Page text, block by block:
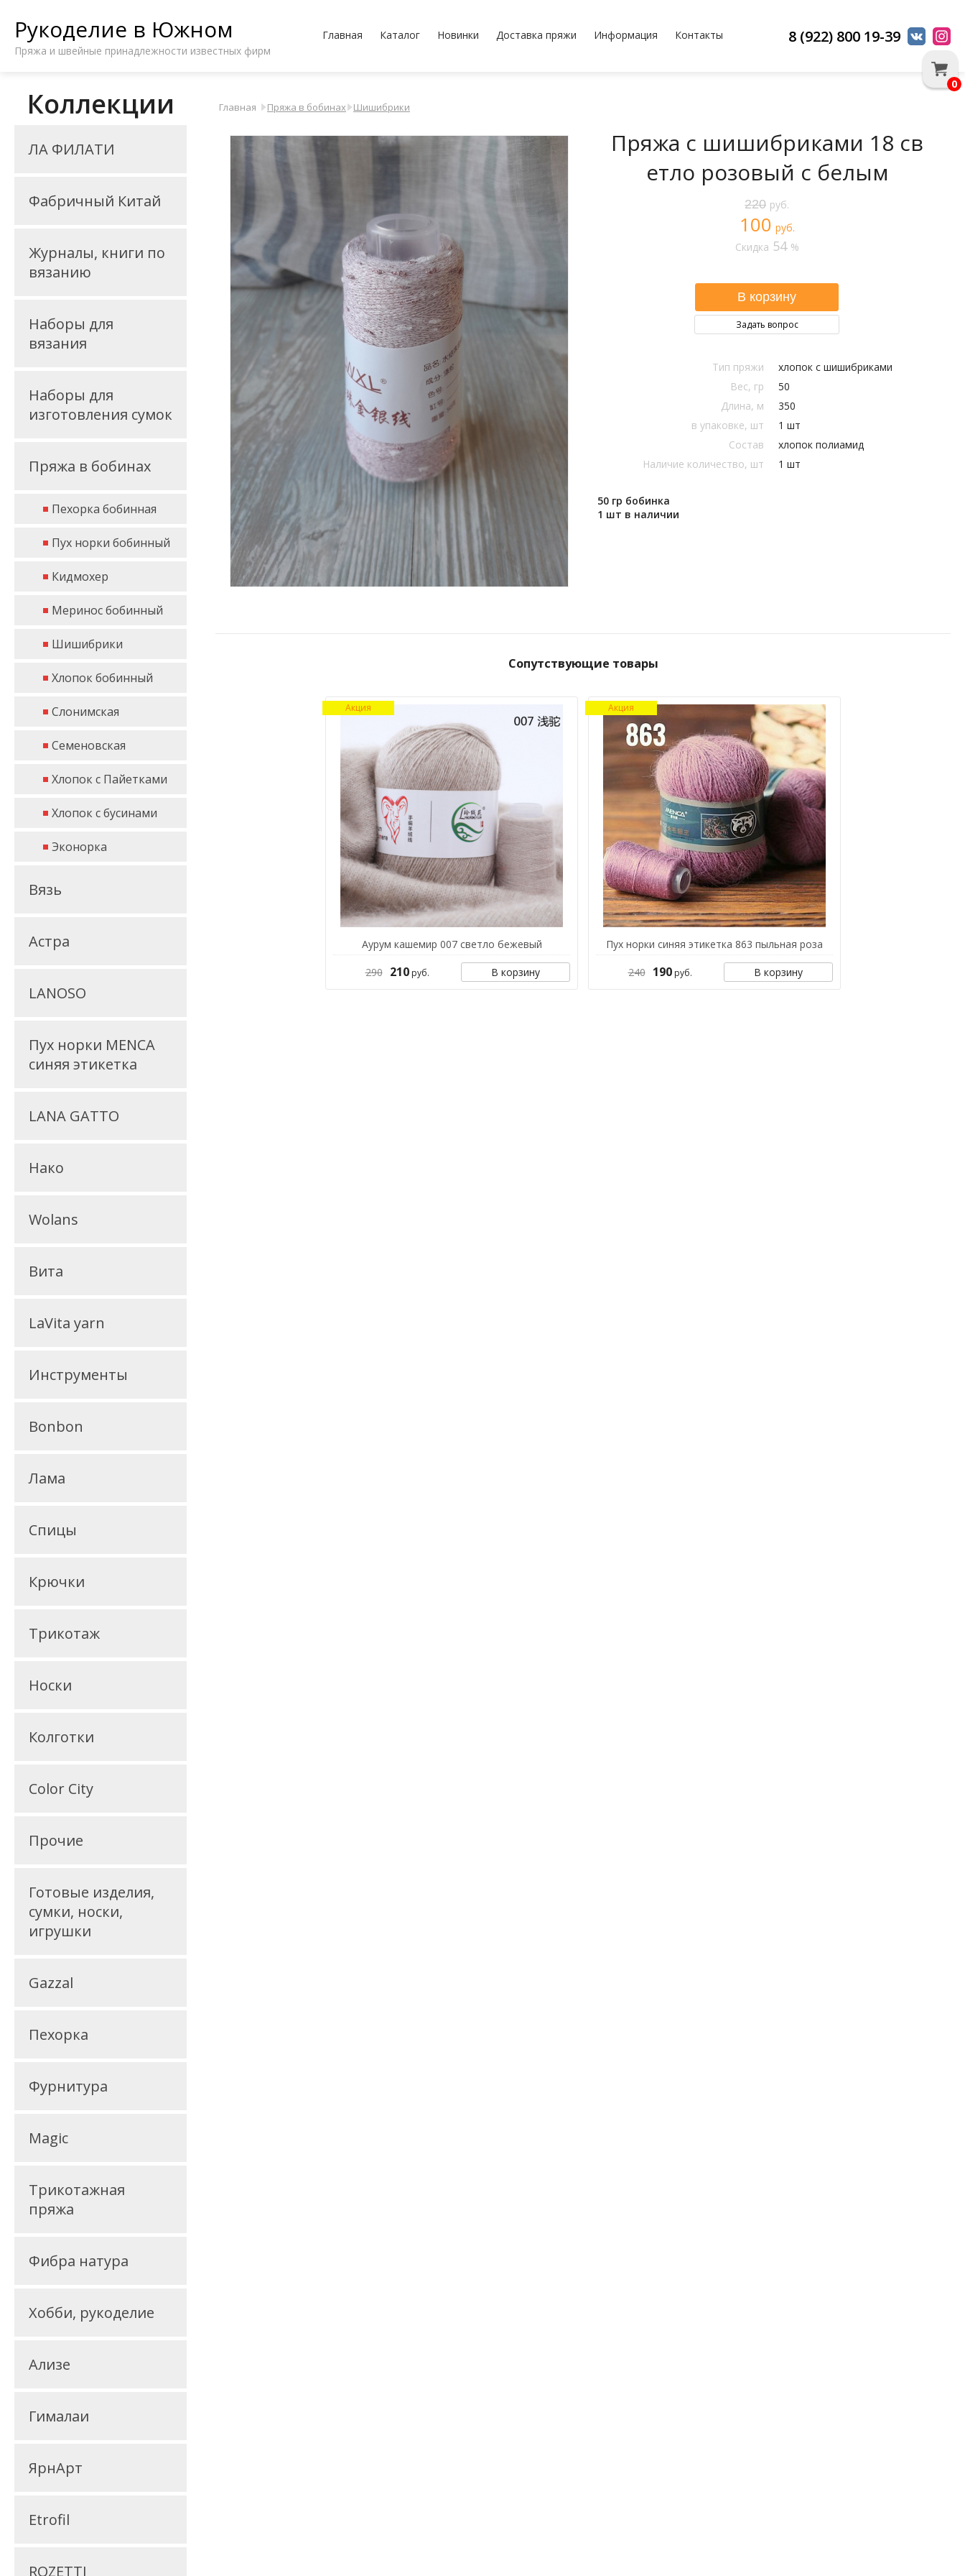
Рукоделие в Южном
Пряжа и швейные принадлежности известных фирм
Главная Каталог Новинки Доставка пряжи Информация Контакты 8 (922) 800 19-39
Коллекции
ЛА ФИЛАТИ
Фабричный Китай
Журналы, книги по
вязанию
Наборы для
вязания
Наборы для
изготовления сумок
Пряжа в бобинах
Пехорка бобинная
Пух норки бобинный
Кидмохер
Меринос бобинный
Шишибрики
Хлопок бобинный
Слонимская
Семеновская
Хлопок с Пайетками
Хлопок с бусинами
Эконорка
Вязь
Астра
LANOSO
Пух норки MENCA
синяя этикетка
LANA GATTO
Нако
Wolans
Вита
LaVita yarn
Инструменты
Bonbon
Лама
Спицы
Крючки
Трикотаж
Носки
Колготки
Color City
Прочие
Готовые изделия,
сумки, носки,
игрушки
Gazzal
Пехорка
Фурнитура
Magic
Трикотажная
пряжа
Фибра натура
Хобби, рукоделие
Ализе
Гималаи
ЯрнАрт
Etrofil
ROZETTI
Главная Пряжа в бобинах Шишибрики
Пряжа с шишибриками 18 св
етло розовый с белым
220 руб.
100 руб.
Скидка 54 %
Задать вопрос
Тип пряжи
хлопок с шишибриками
Вес, гр
50
Длина, м
350
в упаковке, шт
1 шт
Состав
хлопок полиамид
Наличие количество, шт
1 шт
50 гр бобинка
1 шт в наличии
Сопутствующие товары
Акция
Аурум кашемир 007 светло бежевый
290 210руб. В корзину
Акция
Пух норки синяя этикетка 863 пыльная роза
240 190руб. В корзину
0